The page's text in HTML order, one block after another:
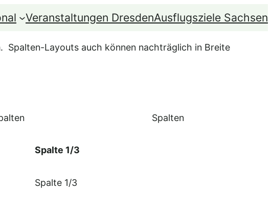
Veranstaltungen DresdenAusflugsziele Sachsen
Spalten-Layouts auch können nachträglich in Breite
Spalten
Spalte 1/3
Spalte 1/3